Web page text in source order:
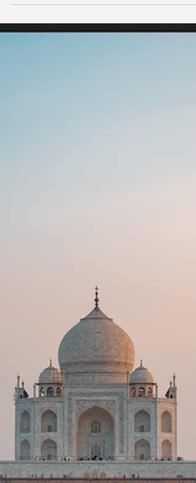
Hayatınızda kendinizi bir türlü
affedemediğiniz, zihninizde dönüp duran o